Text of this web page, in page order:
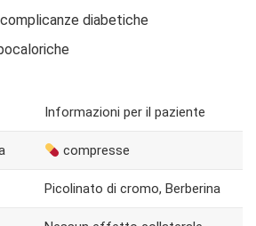
diabetiche
Informazioni per il paziente
compresse
Picolinato di cromo, Berberina